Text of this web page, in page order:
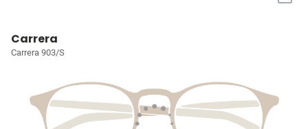
Carrera
Carrera 903/S